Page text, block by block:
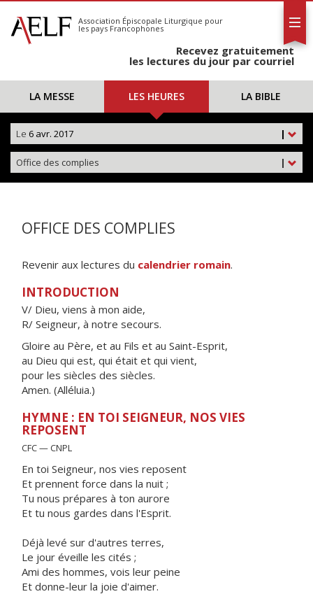
S'abonner
Calendrier
Association Épiscopale Liturgique pour
les pays Francophones
Recevez gratuitement
les lectures du jour par courriel
LA MESSE LES HEURES LA BIBLE
|
Le 6 avr. 2017
|
Office des complies
OFFICE DES COMPLIES
Revenir aux lectures du calendrier romain.
INTRODUCTION
V/ Dieu, viens à mon aide,
R/ Seigneur, à notre secours.
Gloire au Père, et au Fils et au Saint-Esprit,
au Dieu qui est, qui était et qui vient,
pour les siècles des siècles.
Amen. (Alléluia.)
HYMNE : EN TOI SEIGNEUR, NOS VIES
REPOSENT
CFC — CNPL
En toi Seigneur, nos vies reposent
Et prennent force dans la nuit ;
Tu nous prépares à ton aurore
Et tu nous gardes dans l'Esprit.
Déjà levé sur d'autres terres,
Le jour éveille les cités ;
Ami des hommes, vois leur peine
Et donne-leur la joie d'aimer.